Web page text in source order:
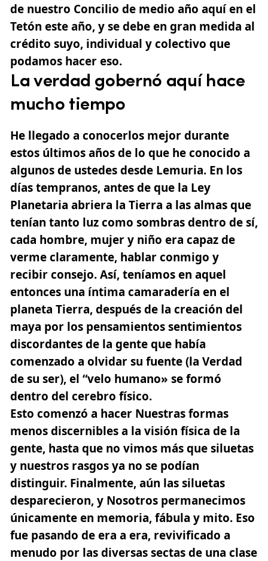
de nuestro Concilio de medio año aquí en el
Tetón este año, y se debe en gran medida al
crédito suyo, individual y colectivo que
podamos hacer eso.
La verdad gobernó aquí hace
mucho tiempo
He llegado a conocerlos mejor durante
estos últimos años de lo que he conocido a
algunos de ustedes desde Lemuria. En los
días tempranos, antes de que la Ley
Planetaria abriera la Tierra a las almas que
tenían tanto luz como sombras dentro de sí,
cada hombre, mujer y niño era capaz de
verme claramente, hablar conmigo y
recibir consejo. Así, teníamos en aquel
entonces una íntima camaradería en el
planeta Tierra, después de la creación del
maya por los pensamientos sentimientos
discordantes de la gente que había
comenzado a olvidar su fuente (la Verdad
de su ser), el “velo humano» se formó
dentro del cerebro físico.
Esto comenzó a hacer Nuestras formas
menos discernibles a la visión física de la
gente, hasta que no vimos más que siluetas
y nuestros rasgos ya no se podían
distinguir. Finalmente, aún las siluetas
desparecieron, y Nosotros permanecimos
únicamente en memoria, fábula y mito. Eso
fue pasando de era a era, revivificado a
menudo por las diversas sectas de una clase